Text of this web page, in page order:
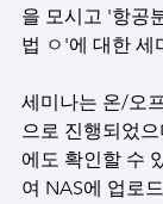
을 모시고 '항공
법 ㅇ'에 대한 세
세미나는 온/오
으로 진행되었
에도 확인할 수
여 NAS에 업로